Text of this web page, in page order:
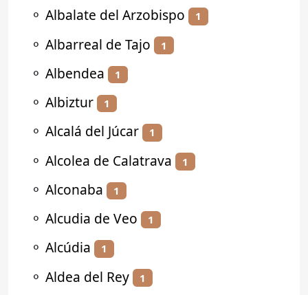
⚬ Albalate del Arzobispo 1
⚬ Albarreal de Tajo 1
⚬ Albendea 1
⚬ Albiztur 1
⚬ Alcalá del Júcar 1
⚬ Alcolea de Calatrava 1
⚬ Alconaba 1
⚬ Alcudia de Veo 1
⚬ Alcúdia 1
⚬ Aldea del Rey 1